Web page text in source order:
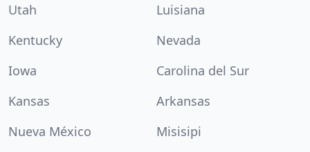
Utah
Luisiana
Kentucky
Nevada
Iowa
Carolina del Sur
Kansas
Arkansas
Nueva México
Misisipi